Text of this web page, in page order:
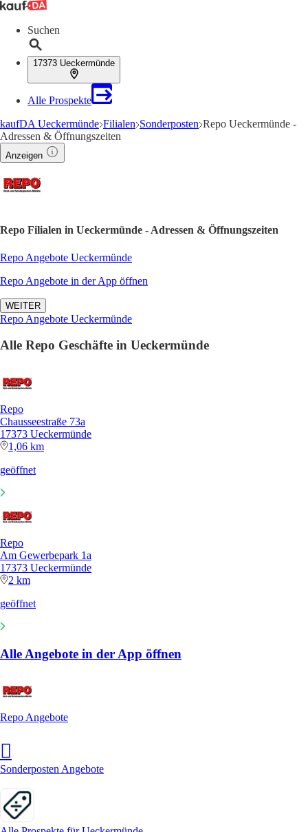
Suchen
17373 Ueckermünde
Alle Prospekte
kaufDA Ueckermünde Filialen Sonderposten Repo Ueckermünde -
Adressen & Öffnungszeiten
Anzeigen
Repo Filialen in Ueckermünde - Adressen & Öffnungszeiten
Repo Angebote Ueckermünde
Repo Angebote in der App öffnen
WEITER
Repo Angebote Ueckermünde
Alle Repo Geschäfte in Ueckermünde
Repo
Chausseestraße 73a
17373 Ueckermünde
1,06 km
geöffnet
Repo
Am Gewerbepark 1a
17373 Ueckermünde
2 km
geöffnet
Alle Angebote in der App öffnen
Repo Angebote
Sonderposten Angebote